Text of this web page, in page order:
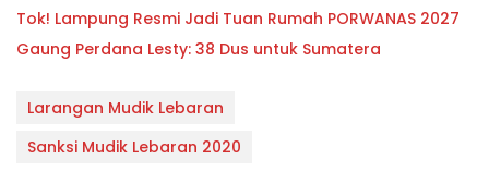
Tok! Lampung Resmi Jadi Tuan Rumah PORWANAS 2027
Gaung Perdana Lesty: 38 Dus untuk Sumatera
Larangan Mudik Lebaran
Sanksi Mudik Lebaran 2020